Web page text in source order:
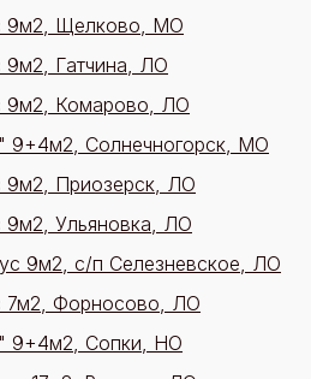
9м2, Щелково, МО
9м2, Гатчина, ЛО
9м2, Комарово, ЛО
9+4м2, Солнечногорск, МО
9м2, Приозерск, ЛО
9м2, Ульяновка, ЛО
9м2, с/п Селезневское, ЛО
7м2, Форносово, ЛО
9+4м2, Сопки, НО